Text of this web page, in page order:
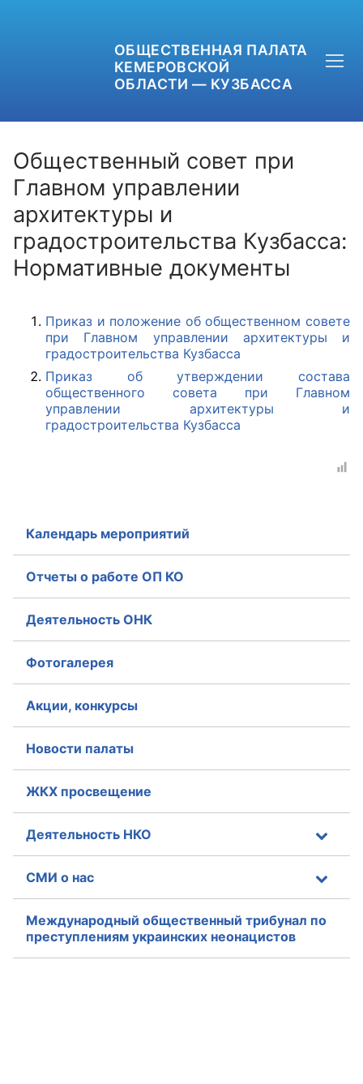
ОБЩЕСТВЕННАЯ ПАЛАТА
КЕМЕРОВСКОЙ
ОБЛАСТИ — КУЗБАССА
+7 (3842) 58-82-40
OPKO42@BK.RU
ОБРАТНАЯ СВЯЗЬ
Главная
Общественные советы
Общественные советы по проведению
оказания услуг
О Палате
Структура Палаты
Экспертный совет ОП КО
Общественный штаб
Члены ОП КО
Регламент ОП КО
Кодекс этики ОП КО
Общественный совет при
Главном управлении
архитектуры и
градостроительства Кузбасса:
Нормативные документы
Приказ и положение об общественном совете
при Главном управлении архитектуры и
градостроительства Кузбасса
Приказ об утверждении состава
общественного совета при Главном
управлении архитектуры и
градостроительства Кузбасса
Календарь мероприятий
Отчеты о работе ОП КО
Деятельность ОНК
Фотогалерея
Акции, конкурсы
Новости палаты
ЖКХ просвещение
Деятельность НКО
СМИ о нас
Международный общественный трибунал по
преступлениям украинских неонацистов